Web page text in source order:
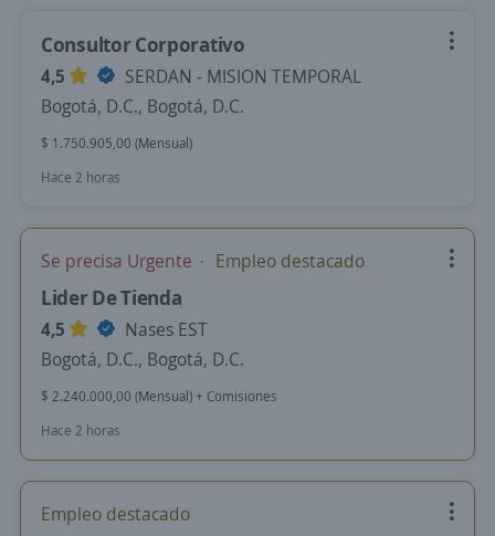
Consultor Corporativo
4,5
SERDAN - MISION TEMPORAL
Bogotá, D.C., Bogotá, D.C.
$ 1.750.905,00 (Mensual)
Hace 2 horas
Se precisa Urgente Empleo destacado
Lider De Tienda
4,5
Nases EST
Bogotá, D.C., Bogotá, D.C.
$ 2.240.000,00 (Mensual) + Comisiones
Hace 2 horas
Empleo destacado